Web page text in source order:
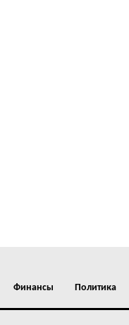
Финансы Политика